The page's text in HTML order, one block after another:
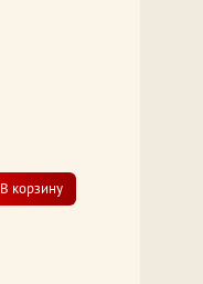
В корзину